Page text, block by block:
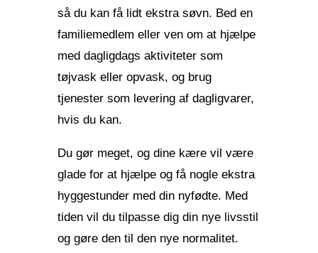
så du kan få lidt ekstra søvn. Bed en
familiemedlem eller ven om at hjælpe
med dagligdags aktiviteter som
tøjvask eller opvask, og brug
tjenester som levering af dagligvarer,
hvis du kan.
Du gør meget, og dine kære vil være
glade for at hjælpe og få nogle ekstra
hyggestunder med din nyfødte. Med
tiden vil du tilpasse dig din nye livsstil
og gøre den til den nye normalitet.